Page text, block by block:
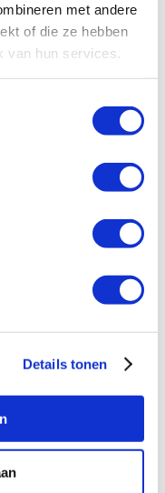
met andere
of die ze hebben
van hun services.
Details tonen